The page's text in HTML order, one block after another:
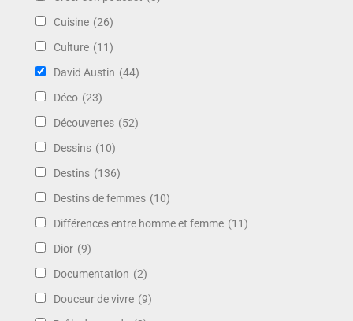
Cuisine (26)
Culture (11)
David Austin (44)
Déco (23)
Découvertes (52)
Dessins (10)
Destins (136)
Destins de femmes (10)
Différences entre homme et femme (11)
Dior (9)
Documentation (2)
Douceur de vivre (9)